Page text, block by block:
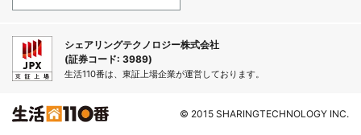
シェアリングテクノロジー株式会社
(証券コード: 3989)
生活110番は、東証上場企業が運営しております。
© 2015 SHARINGTECHNOLOGY INC.